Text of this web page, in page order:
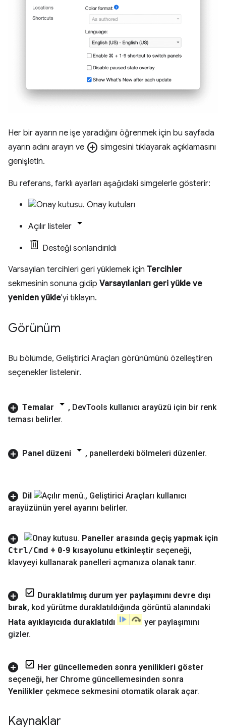
Her bir ayarın ne işe yaradığını öğrenmek için bu sayfada
ayarın adını arayın ve add_circle simgesini tıklayarak açıklamasını
genişletin.
Bu referans, farklı ayarları aşağıdaki simgelerle gösterir:
Onay kutuları
Açılır listeler
Desteği sonlandırıldı
Varsayılan tercihleri geri yüklemek için Tercihler
sekmesinin sonuna gidip Varsayılanları geri yükle ve
yeniden yükle'yi tıklayın.
Görünüm
Bu bölümde, Geliştirici Araçları görünümünü özelleştiren
seçenekler listelenir.
Temalar , DevTools kullanıcı arayüzü için bir renk
teması belirler.
Panel düzeni , panellerdeki bölmeleri düzenler.
Dil , Geliştirici Araçları kullanıcı
arayüzünün yerel ayarını belirler.
Paneller arasında geçiş yapmak için
Ctrl/Cmd + 0-9 kısayolunu etkinleştir seçeneği,
klavyeyi kullanarak panelleri açmanıza olanak tanır.
Duraklatılmış durum yer paylaşımını devre dışı
bırak, kod yürütme duraklatıldığında görüntü alanındaki
Hata ayıklayıcıda duraklatıldı
yer paylaşımını
gizler.
Her güncellemeden sonra yenilikleri göster
seçeneği, her Chrome güncellemesinden sonra
Yenilikler çekmece sekmesini otomatik olarak açar.
Kaynaklar